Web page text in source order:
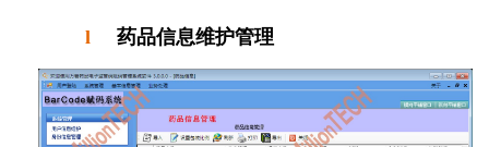
l 药品信息维护管理